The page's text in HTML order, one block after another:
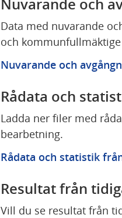
Data med nuvarande
och
Nuvarande och
Rådata och
Ladda ner filer med
bearbetning.
Rådata och statistik
Resultat från
Vill du se resultat från